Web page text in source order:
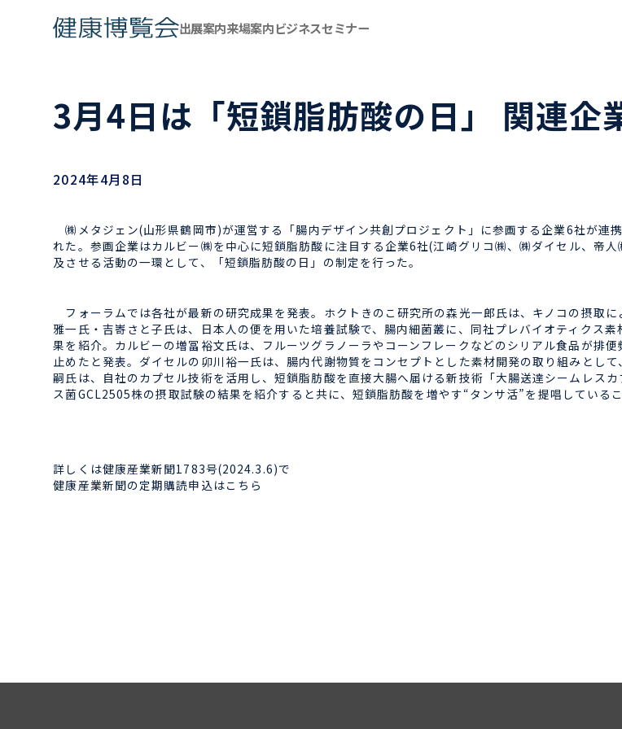
出展案内来場案内ビジネスセミナー
3月4日は「短鎖脂肪酸の日」 関連企
2024年4月8日
㈱メタジェン(山形県鶴岡市)が運営する「腸内デザイン共創プロジェクト」に参画する企業6社が連
れた。参画企業はカルビー㈱を中心に短鎖脂肪酸に注目する企業6社(江崎グリコ㈱、㈱ダイセル、帝
及させる活動の一環として、「短鎖脂肪酸の日」の制定を行った。
フォーラムでは各社が最新の研究成果を発表。ホクトきのこ研究所の森光一郎氏は、キノコの摂取
雅一氏・吉㟢さと子氏は、日本人の便を用いた培養試験で、腸内細菌叢に、同社プレバイオティクス
果を紹介。カルビーの増冨裕文氏は、フルーツグラノーラやコーンフレークなどのシリアル食品が排
止めたと発表。ダイセルの卯川裕一氏は、腸内代謝物質をコンセプトとした素材開発の取り組みとし
嗣氏は、自社のカプセル技術を活用し、短鎖脂肪酸を直接大腸へ届ける新技術「大腸送達シームレス
ス菌GCL2505株の摂取試験の結果を紹介すると共に、短鎖脂肪酸を増やす“タンサ活”を提唱しているこ
詳しくは健康産業新聞1783号(2024.3.6)で
健康産業新聞の定期購読申込はこちら